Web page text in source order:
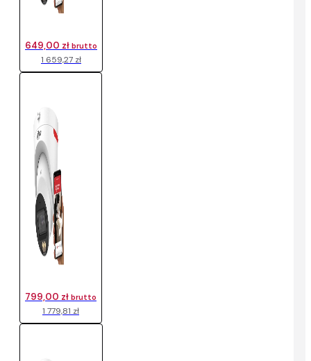
1 659,27 zł
649,00 zł brutto
1 779,81 zł
799,00 zł brutto